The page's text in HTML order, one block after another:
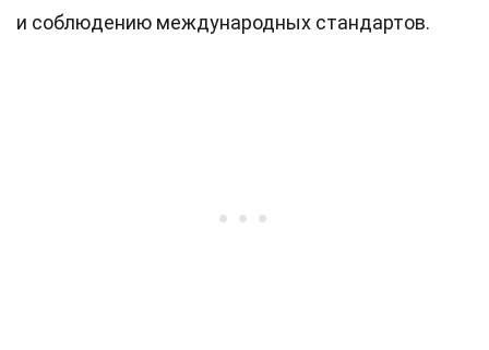
и соблюдению международных стандартов.